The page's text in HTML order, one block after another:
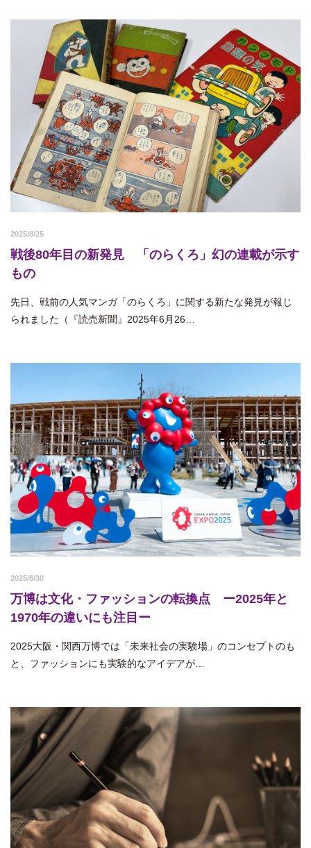
2025/8/25
戦後80年目の新発見 「のらくろ」幻の連載が示す
もの
先日、戦前の人気マンガ「のらくろ」に関する新たな発見が報じ
られました（『読売新聞』2025年6月26…
2025/6/30
万博は文化・ファッションの転換点 ー2025年と
1970年の違いにも注目ー
2025大阪・関西万博では「未来社会の実験場」のコンセプトのも
と、ファッションにも実験的なアイデアが…